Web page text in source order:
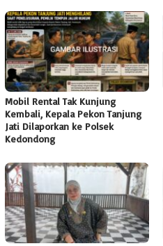
Mobil Rental Tak Kunjung
Kembali, Kepala Pekon Tanjung
Jati Dilaporkan ke Polsek
Kedondong